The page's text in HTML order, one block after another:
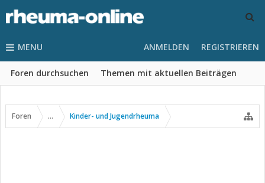
MENU
Foren durchsuchen Themen mit aktuellen Beiträgen
ANMELDEN REGISTRIEREN
Foren ... Kinder- und Jugendrheuma